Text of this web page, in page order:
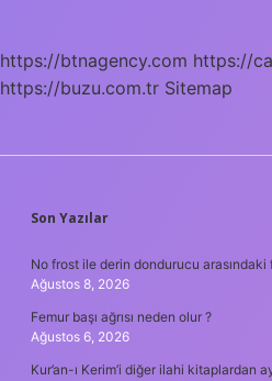
https://btnagency.com https://
https://buzu.com.tr Sitemap
SIDEBAR
Son Yazılar
No frost ile derin dondurucu arasındaki
Ağustos 8, 2026
Femur başı ağrısı neden olur ?
Ağustos 6, 2026
Kur’an-ı Kerim’i diğer ilahi kitaplardan